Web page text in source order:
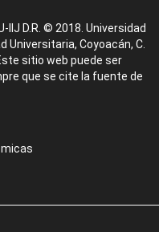
D.R. © 2018. Universidad
Universitaria, Coyoacán, C.
sitio web puede ser
que se cite la fuente de